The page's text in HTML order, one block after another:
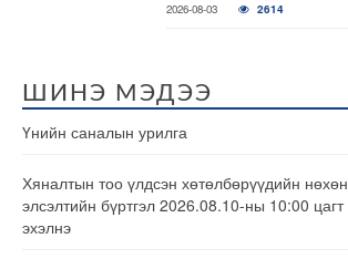
2026-08-03 2614
ШИНЭ МЭДЭЭ
Үнийн саналын урилга
Хяналтын тоо үлдсэн хөтөлбөрүүдийн нөхөн
элсэлтийн бүртгэл 2026.08.10-ны 10:00 цагт
эхэлнэ